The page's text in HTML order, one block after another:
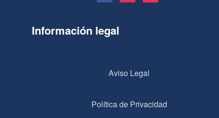
Información legal
Aviso Legal
Política de Privacidad